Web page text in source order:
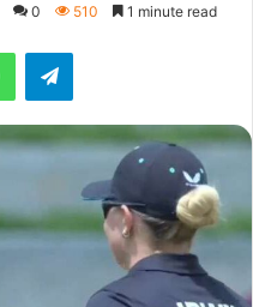
0 510 1 minute read